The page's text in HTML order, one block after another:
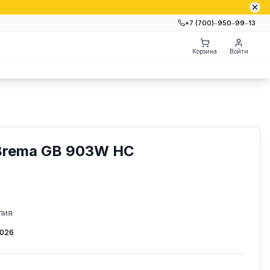
+7 (700)‒950‒99‒13
Корзина Войти
GB 903W HC